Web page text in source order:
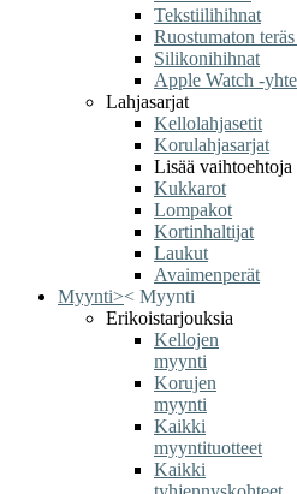
Tekstiilihihnat
Ruostumaton
Silikonihihnat
Apple Watch -
Lahjasarjat
Kellolahjasetit
Korulahjasarjat
Lisää vaihtoehtoja
Kukkarot
Lompakot
Kortinhaltijat
Laukut
Avaimenperät
Myynti>< Myynti
Erikoistarjouksia
Kellojen
myynti
Korujen
myynti
Kaikki
myyntituotteet
Kaikki